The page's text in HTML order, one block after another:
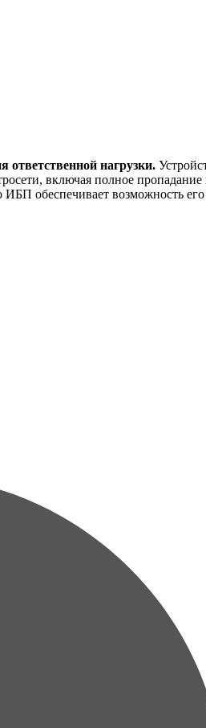
ответственной нагрузки.
включая полное
обеспечивает возможность